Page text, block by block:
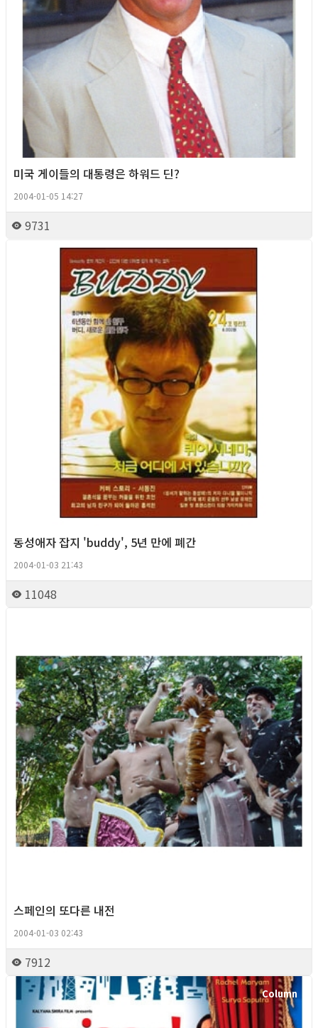
미국 게이들의 대통령은 하워드 딘?
2004-01-05 14:27
9731
동성애자 잡지 'buddy', 5년 만에 폐간
2004-01-03 21:43
11048
스페인의 또다른 내전
2004-01-03 02:43
7912
Column